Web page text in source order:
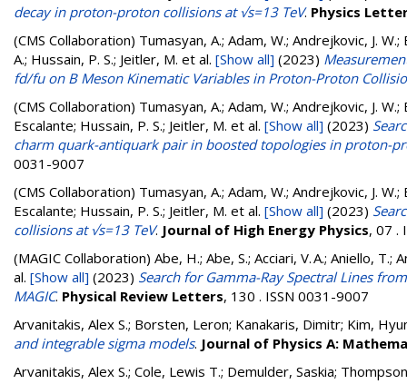
decay in proton-proton collisions at √s=13 TeV. Physics
(CMS Collaboration) Tumasyan, A.; Adam, W.; Andrejkovic, J.
A.; Hussain, P. S.; Jeitler, M. et al. [Show all] (2023)
fd/fu on B Meson Kinematic Variables in Proton-Proton
(CMS Collaboration) Tumasyan, A.; Adam, W.; Andrejkovic, J.
Escalante; Hussain, P. S.; Jeitler, M. et al. [Show all] (2023)
charm quark-antiquark pair in boosted topologies in proton-
0031-9007
(CMS Collaboration) Tumasyan, A.; Adam, W.; Andrejkovic, J.
Escalante; Hussain, P. S.; Jeitler, M. et al. [Show all] (2023)
collisions at √s=13 TeV. Journal of High Energy Physics, 07 .
(MAGIC Collaboration) Abe, H.; Abe, S.; Acciari, V. A.; Aniello,
al. [Show all] (2023) Search for Gamma-Ray Spectral Lines
MAGIC. Physical Review Letters, 130 . ISSN 0031-9007
Arvanitakis, Alex S.; Borsten, Leron; Kanakaris, Dimitr; Kim,
and integrable sigma models. Journal of Physics A:
Arvanitakis, Alex S.; Cole, Lewis T.; Demulder, Saskia;